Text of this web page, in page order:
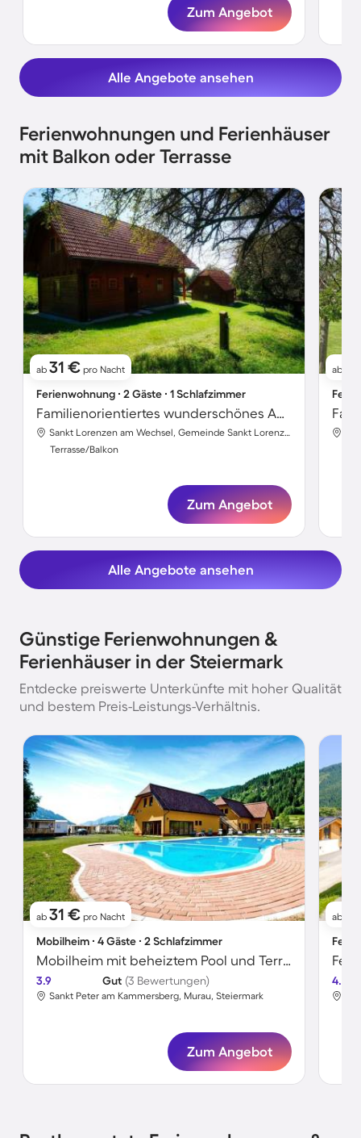
Zum Angebot
Alle Angebote ansehen
Ferienwohnungen und Ferienhäuser
mit Balkon oder Terrasse
ab 31 € pro Nacht
Ferienwohnung ∙ 2 Gäste ∙ 1 Schlafzimmer
Familienorientiertes wunderschönes Apartment mit Garten, Grill und Sauna | Seeblick
Sankt Lorenzen am Wechsel, Gemeinde Sankt Lorenzen am Wechsel, Steiermark
Terrasse/Balkon
Zum Angebot
ab
Alle Angebote ansehen
Günstige Ferienwohnungen &
Ferienhäuser in der Steiermark
Entdecke preiswerte Unterkünfte mit hoher Qualität
und bestem Preis-Leistungs-Verhältnis.
ab 31 € pro Nacht
Mobilheim ∙ 4 Gäste ∙ 2 Schlafzimmer
Mobilheim mit beheiztem Pool und Terrasse
3.9 Gut (3 Bewertungen)
Sankt Peter am Kammersberg, Murau, Steiermark
Zum Angebot
ab
4.6